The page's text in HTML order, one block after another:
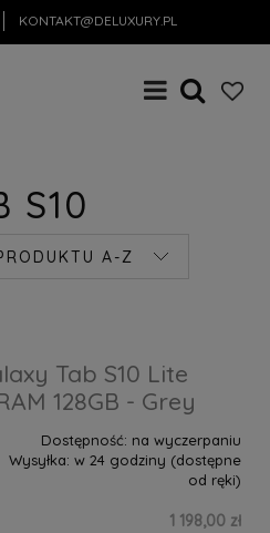
KONTAKT@DELUXURY.PL
S10
A-Z
Tab S10 Lite
128GB - Grey
Dostępność: na wyczerpaniu
Wysyłka: w 24 godziny (dostępne
od ręki)
1 198,00 zł